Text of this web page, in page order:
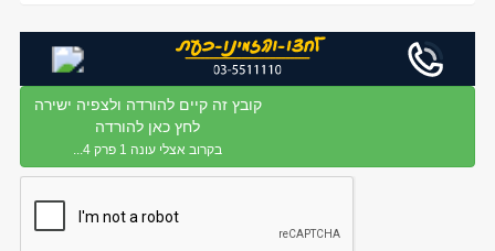
קובץ זה קיים להורדה ולצפיה ישירה
לחץ כאן להורדה
בקרוב אצלי עונה 1 פרק 4...